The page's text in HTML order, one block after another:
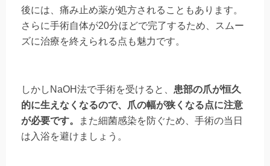
後には、痛み止め薬が処方されることもあります。
さらに手術自体が20分ほどで完了するため、スムー
ズに治療を終えられる点も魅力です。
しかしNaOH法で手術を受けると、 患部の爪が恒久
的に生えなくなるので、爪の幅が狭くなる点に注意
が必要です。
また細菌感染を防ぐため、手術の当日
は入浴を避けましょう。